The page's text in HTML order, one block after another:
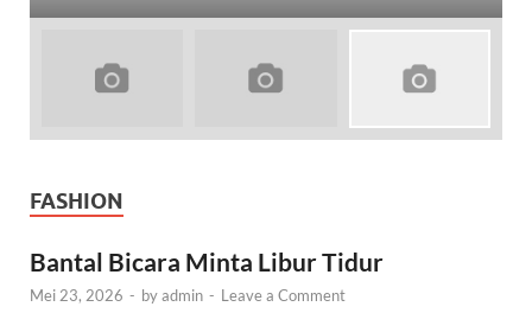
FASHION
Bantal Bicara Minta Libur Tidur
Mei 23, 2026 - byadmin - Leave a Comment